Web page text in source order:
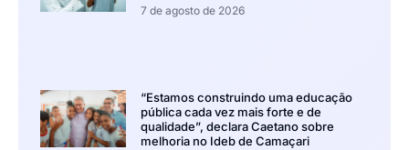
7 de agosto de 2026
“Estamos construindo uma educação
pública cada vez mais forte e de
qualidade”, declara Caetano sobre
melhoria no Ideb de Camaçari